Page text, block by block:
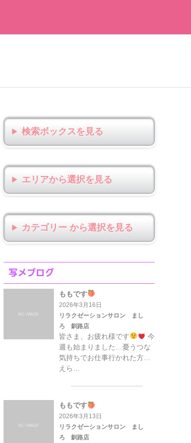
検索ボックス
エリアから選択
カテゴリー から選択
写メブログ
ももです
2026年3月16日
リラクゼーションサロン まし
ろ 釧路店
皆さま、お疲れ様です
今
週も始まりました…憂うつな
気持ちでお仕事行かれた方…
えら…
ももです
2026年3月13日
リラクゼーションサロン まし
ろ 釧路店